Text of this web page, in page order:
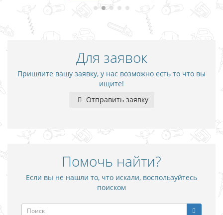
Для заявок
Пришлите вашу заявку, у нас возможно есть то что вы
ищите!
Отправить заявку
Помочь найти?
Если вы не нашли то, что искали, воспользуйтесь
поиском